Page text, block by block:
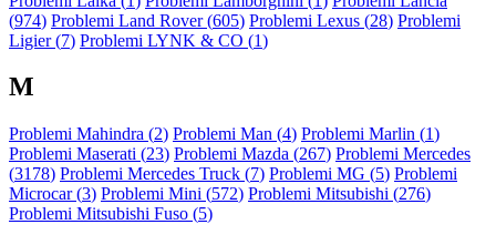
(974) Problemi Land Rover (605) Problemi Lexus (28) Problemi
Ligier (7) Problemi LYNK & CO (1)
M
Problemi Mahindra (2) Problemi Man (4) Problemi Marlin (1)
Problemi Maserati (23) Problemi Mazda (267) Problemi Mercedes
(3178) Problemi Mercedes Truck (7) Problemi MG (5) Problemi
Microcar (3) Problemi Mini (572) Problemi Mitsubishi (276)
Problemi Mitsubishi Fuso (5)